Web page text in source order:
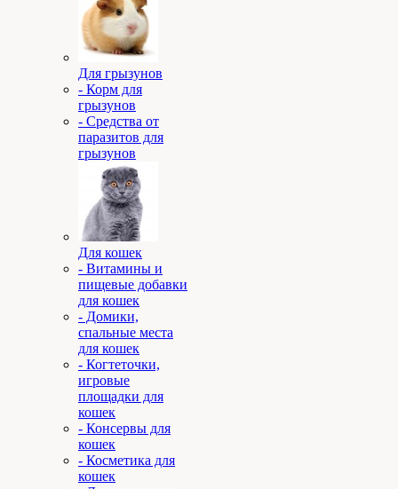
Для грызунов
- Корм для
грызунов
- Средства от
паразитов для
грызунов
Для кошек
- Витамины и
пищевые добавки
для кошек
- Домики,
спальные места
для кошек
- Когтеточки,
игровые
площадки для
кошек
- Консервы для
кошек
- Косметика для
кошек